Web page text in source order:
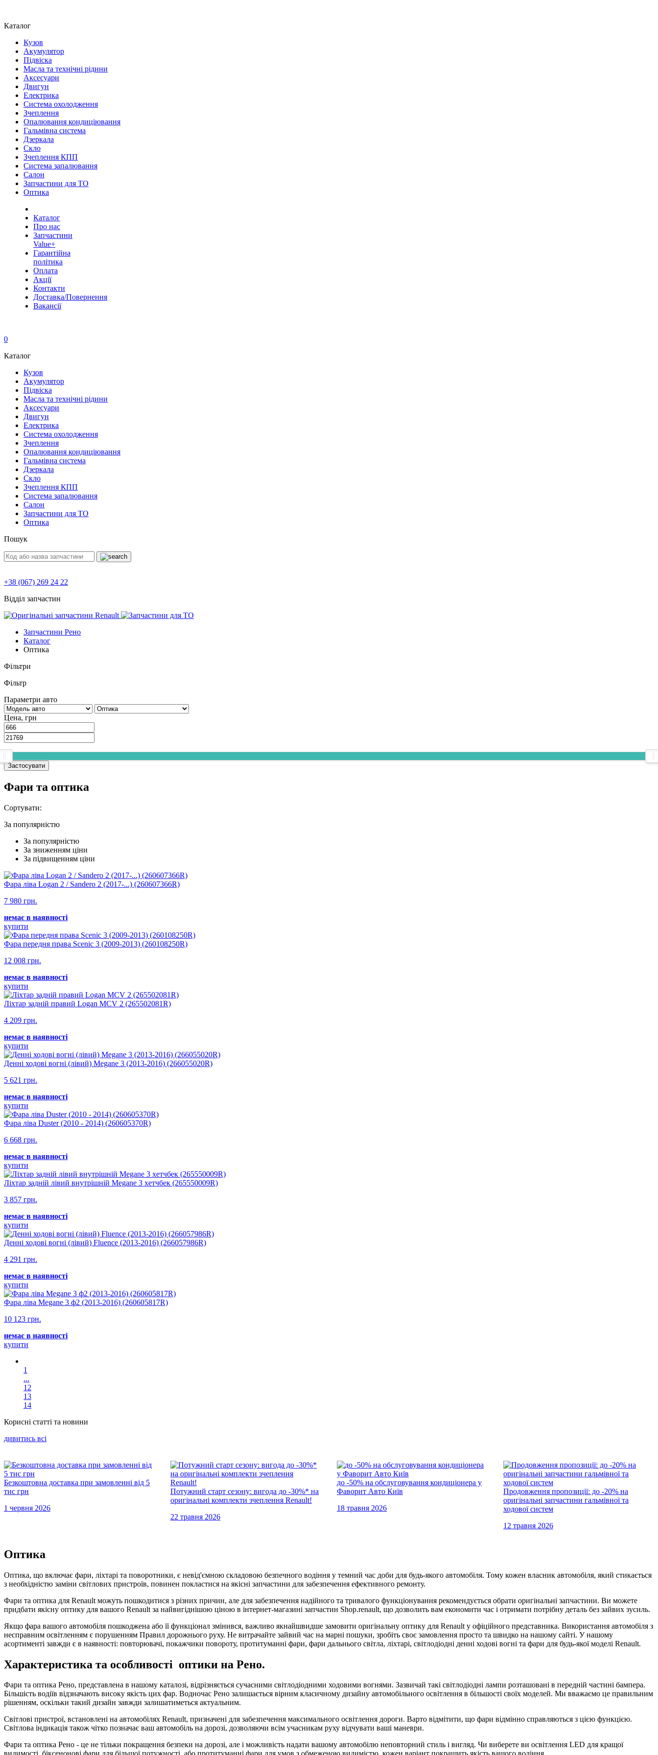
Каталог
Кузов
Акумулятор
Підвіска
Масла та технічні рідини
Аксесуари
Двигун
Електрика
Система охолодження
Зчеплення
Опалювання кондиціювання
Гальмівна система
Дзеркала
Скло
Зчеплення КПП
Система запалювання
Салон
Запчастини для ТО
Оптика
Каталог
Про нас
Запчастини
Value+
Гарантійна
політика
Оплата
Акції
Контакти
Доставка/Повернення
Вакансії
0
Каталог
Кузов
Акумулятор
Підвіска
Масла та технічні рідини
Аксесуари
Двигун
Електрика
Система охолодження
Зчеплення
Опалювання кондиціювання
Гальмівна система
Дзеркала
Скло
Зчеплення КПП
Система запалювання
Салон
Запчастини для ТО
Оптика
Пошук
+38 (067) 269 24 22
Відділ запчастин
Запчастини Рено
Каталог
Оптика
Фільтри
Фільтр
Параметри авто
Цена, грн
Застосувати
Фари та оптика
Сортувати:
За популярнiстю
За популярнiстю
За зниженням ціни
За підвищенням ціни
Фара ліва Logan 2 / Sandero 2 (2017-...) (260607366R)
7 980 грн.
немає в наявності
купити
Фара передня права Scenic 3 (2009-2013) (260108250R)
12 008 грн.
немає в наявності
купити
Ліхтар задній правий Logan MCV 2 (265502081R)
4 209 грн.
немає в наявності
купити
Денні ходові вогні (лівий) Megane 3 (2013-2016) (266055020R)
5 621 грн.
немає в наявності
купити
Фара ліва Duster (2010 - 2014) (260605370R)
6 668 грн.
немає в наявності
купити
Ліхтар задній лівий внутрішній Megane 3 хетчбек (265550009R)
3 857 грн.
немає в наявності
купити
Денні ходові вогні (лівий) Fluence (2013-2016) (266057986R)
4 291 грн.
немає в наявності
купити
Фара ліва Megane 3 ф2 (2013-2016) (260605817R)
10 123 грн.
немає в наявності
купити
1
...
12
13
14
Корисні статті та новини
дивитись всi
Безкоштовна доставка при замовленні від 5
тис грн
1 червня 2026
Потужний старт сезону: вигода до -30%* на
оригінальні комплекти зчеплення Renault!
22 травня 2026
до -50% на обслуговування кондиціонера у
Фаворит Авто Київ
18 травня 2026
Продовження пропозиції: до -20% на
оригінальні запчастини гальмівної та
ходової систем
12 травня 2026
Оптика
Оптика, що включає фари, ліхтарі та поворотники, є невід'ємною складовою безпечного водіння у темний час доби для будь-якого автомобіля. Тому кожен власник автомобіля, який стикається
з необхідністю заміни світлових пристроїв, повинен покластися на якісні запчастини для забезпечення ефективного ремонту.
Фари та оптика для Renault можуть пошкодитися з різних причин, але для забезпечення надійного та тривалого функціонування рекомендується обрати оригінальні запчастини. Ви можете
придбати якісну оптику для вашого Renault за найвигіднішою ціною в інтернет-магазині запчастин Shop.renault, що дозволить вам економити час і отримати потрібну деталь без зайвих зусиль.
Якщо фара вашого автомобіля пошкоджена або її функціонал змінився, важливо якнайшвидше замовити оригінальну оптику для Renault у офіційного представника. Використання автомобіля з
несправним освітленням є порушенням Правил дорожнього руху. Не витрачайте зайвий час на марні пошуки, зробіть своє замовлення просто та швидко на нашому сайті. У нашому
асортименті завжди є в наявності: повторювачі, покажчики повороту, протитуманні фари, фари дальнього світла, ліхтарі, світлодіодні денні ходові вогні та фари для будь-якої моделі Renault.
Характеристика та особливості оптики на Рено.
Фари та оптика Рено, представлена в нашому каталозі, відрізняється сучасними світлодіодними ходовими вогнями. Зазвичай такі світлодіодні лампи розташовані в передній частині бампера.
Більшість водіїв відзначають високу якість цих фар. Водночас Рено залишається вірним класичному дизайну автомобільного освітлення в більшості своїх моделей. Ми вважаємо це правильним
рішенням, оскільки такий дизайн завжди залишатиметься актуальним.
Світлові пристрої, встановлені на автомобілях Renault, призначені для забезпечення максимального освітлення дороги. Варто відмітити, що фари відмінно справляються з цією функцією.
Світлова індикація також чітко позначає ваш автомобіль на дорозі, дозволяючи всім учасникам руху відчувати ваші маневри.
Фари та оптика Рено - це не тільки покращення безпеки на дорозі, але і можливість надати вашому автомобілю неповторний стиль і вигляд. Чи виберете ви освітлення LED для кращої